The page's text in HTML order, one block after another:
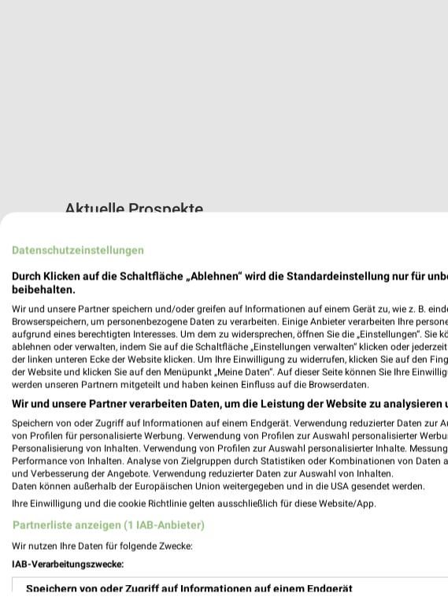
Aktuelle Prospekte
Lidl
Angebote ab 10.08.
Gültig ab Mo. 10.08.
Lidl
Noch heute gültig
Datenschutzeinstellungen
Durch Klicken auf die Schaltfläche „Ablehnen“ wird die Standardeinstellung nur für
beibehalten.
Wir und unsere Partner speichern und/oder greifen auf Informationen auf einem Gerät zu, wie z. B.
Browserspeichern, um personenbezogene Daten zu verarbeiten. Einige Anbieter verarbeiten Ihre
aufgrund eines berechtigten Interesses. Um dem zu widersprechen, öffnen Sie die „Einstellungen“. Sie
ablehnen oder verwalten, indem Sie auf die Schaltfläche „Einstellungen verwalten“ klicken oder
der linken unteren Ecke der Website klicken. Um Ihre Einwilligung zu widerrufen, klicken Sie auf den
der Website und klicken Sie auf den Menüpunkt „Meine Daten“. Auf dieser Seite können Sie Ihre
werden unseren Partnern mitgeteilt und haben keinen Einfluss auf die Browserdaten.
Wir und unsere Partner verarbeiten Daten, um die Leistung der Website zu analysieren
Speichern von oder Zugriff auf Informationen auf einem Endgerät. Verwendung reduzierter Daten zur
von Profilen für personalisierte Werbung. Verwendung von Profilen zur Auswahl personalisierter
Personalisierung von Inhalten. Verwendung von Profilen zur Auswahl personalisierter Inhalte.
Performance von Inhalten. Analyse von Zielgruppen durch Statistiken oder Kombinationen von Daten
und Verbesserung der Angebote. Verwendung reduzierter Daten zur Auswahl von Inhalten.
Daten können außerhalb der Europäischen Union weitergegeben und in die USA gesendet werden.
Ihre Einwilligung und die cookie Richtlinie gelten ausschließlich für diese Website/App.
Partnerliste anzeigen (1 IAB-Anbieter)
Wir nutzen Ihre Daten für folgende Zwecke:
IAB-Verarbeitungszwecke:
Speichern von oder Zugriff auf Informationen auf einem Endgerät